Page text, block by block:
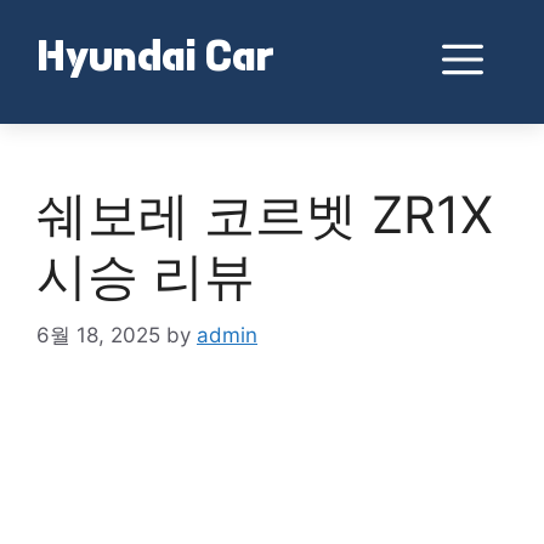
contentHyundai Car
쉐보레 코르벳 ZR1X
시승 리뷰
6월 18, 2025 by admin